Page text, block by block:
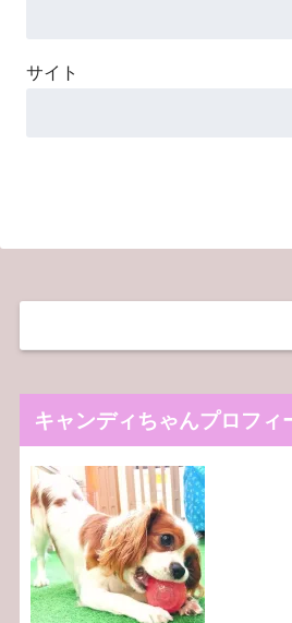
サイト
キャンディちゃんプロフィ